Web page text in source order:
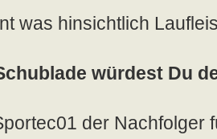
was hinsichtlich
würdest Du
der Nachfolger